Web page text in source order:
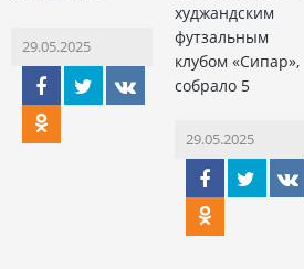
29.05.2025
худжандским
футзальным
клубом «Сипар»,
собрало 5
29.05.2025